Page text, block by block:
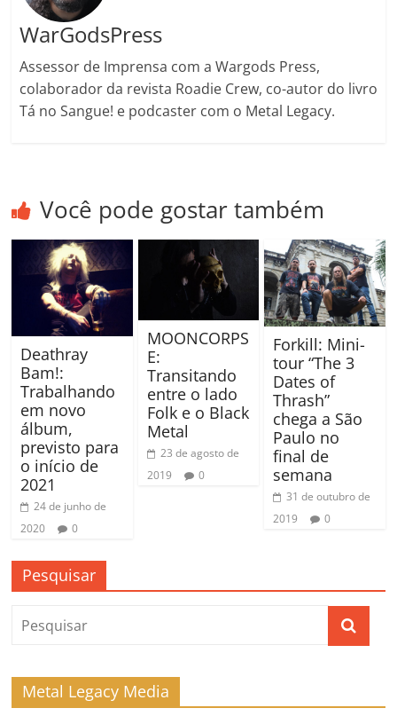
WarGodsPress
Assessor de Imprensa com a Wargods Press,
colaborador da revista Roadie Crew, co-autor do livro
Tá no Sangue! e podcaster com o Metal Legacy.
Você pode gostar também
Deathray
Bam!:
Trabalhando
em novo
álbum,
previsto para
o início de
2021
24 de junho de
2020
0
MOONCORPS
E:
Transitando
entre o lado
Folk e o Black
Metal
23 de agosto de
2019
0
Forkill: Mini-
tour “The 3
Dates of
Thrash”
chega a São
Paulo no
final de
semana
31 de outubro de
2019
0
Pesquisar
Metal Legacy Media